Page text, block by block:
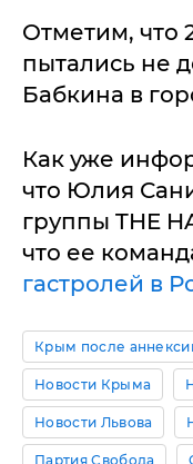
Отметим, что
пытались не
Бабкина в
Как уже
что Юлия
группы THE
что ее
гастролей в
Крым после
Новости Крыма
Новости Львова
Партия Свобода